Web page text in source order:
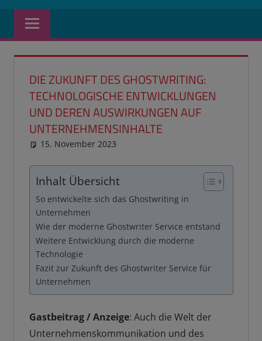
DIE ZUKUNFT DES GHOSTWRITING:
TECHNOLOGISCHE ENTWICKLUNGEN
UND DEREN AUSWIRKUNGEN AUF
UNTERNEHMENSINHALTE
15. November 2023
Inhalt Übersicht
So entwickelte sich das Ghostwriting in
Unternehmen
Wie der moderne Ghostwriter Service entstand
Weitere Entwicklung durch die moderne
Technologie
Fazit zur Zukunft des Ghostwriter Service für
Unternehmen
Gastbeitrag / Anzeige: Auch die Welt der
Unternehmenskommunikation und des